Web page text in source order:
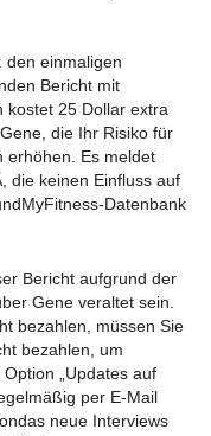
den einmaligen
Bericht mit
kostet 25 Dollar extra
die Ihr Risiko für
erhöhen. Es meldet
die keinen Einfluss auf
Datenbank
Bericht aufgrund der
Gene veraltet sein.
bezahlen, müssen Sie
bezahlen, um
„Updates auf
per E-Mail
neue Interviews